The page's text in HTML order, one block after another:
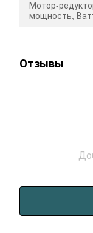
Мотор-
мощность,
Отзывы